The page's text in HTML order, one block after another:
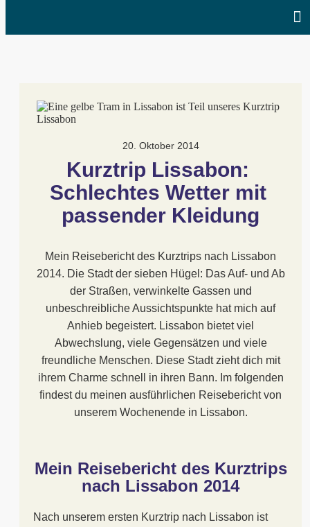
20. Oktober 2014
Kurztrip Lissabon:
Schlechtes Wetter mit
passender Kleidung
Mein Reisebericht des Kurztrips nach Lissabon
2014. Die Stadt der sieben Hügel: Das Auf- und Ab
der Straßen, verwinkelte Gassen und
unbeschreibliche Aussichtspunkte hat mich auf
Anhieb begeistert. Lissabon bietet viel
Abwechslung, viele Gegensätzen und viele
freundliche Menschen. Diese Stadt zieht dich mit
ihrem Charme schnell in ihren Bann. Im folgenden
findest du meinen ausführlichen Reisebericht von
unserem Wochenende in Lissabon.
Mein Reisebericht des Kurztrips
nach Lissabon 2014
Nach unserem ersten Kurztrip nach Lissabon ist